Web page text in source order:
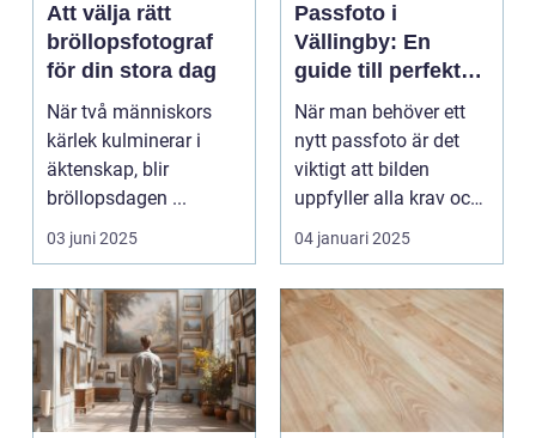
Att välja rätt
bröllopsfotograf
för din stora dag
När två människors
kärlek kulminerar i
äktenskap, blir
bröllopsdagen ...
03 juni 2025
Passfoto i
Vällingby: En
guide till perfekta
bilder
När man behöver ett
nytt passfoto är det
viktigt att bilden
uppfyller alla krav och
s...
04 januari 2025